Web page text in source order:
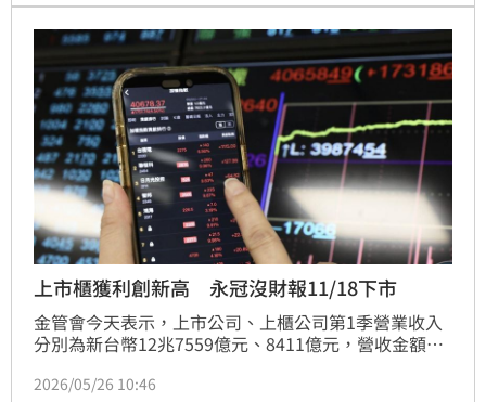
但不過也有人認為，比較討厭一直堅持找零錢的客人，
錢包跟無底洞一樣一直撈。
上市櫃獲利創新高 永冠沒財報11/18下市
金管會今天表示，上市公司、上櫃公司第1季營業收入
分別為新台幣12兆7559億元、8411億元，營收金額皆
元、上櫃1359億元，也是創近10年高點。此外，永冠-
2026/05/26 10:46